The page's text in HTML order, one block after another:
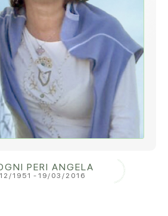
PERI ANGELA
1951 - 19/03/2016